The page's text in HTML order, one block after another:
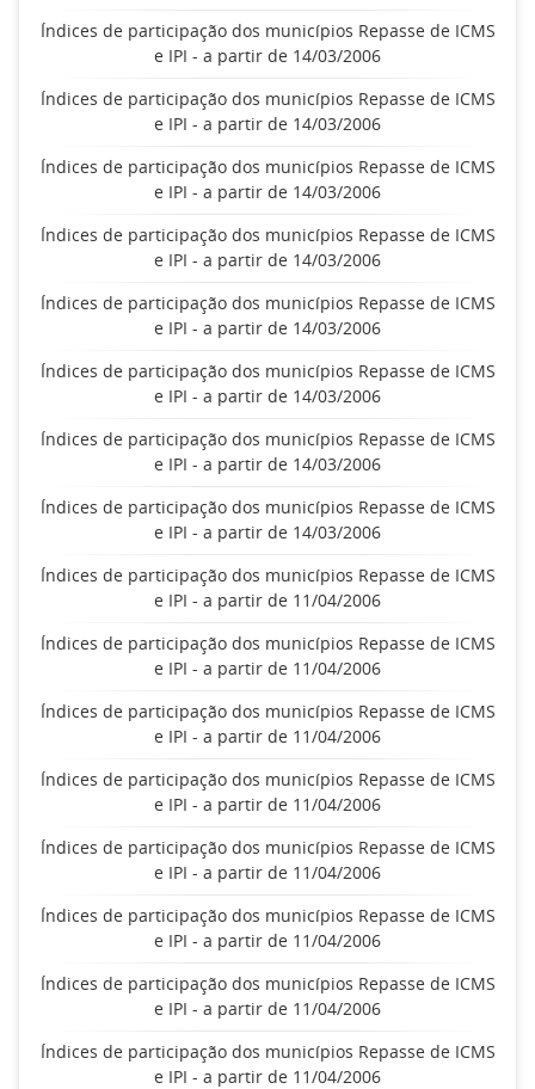
Índices de participação dos municípios Repasse de ICMS
e IPI - a partir de 14/03/2006
Índices de participação dos municípios Repasse de ICMS
e IPI - a partir de 14/03/2006
Índices de participação dos municípios Repasse de ICMS
e IPI - a partir de 14/03/2006
Índices de participação dos municípios Repasse de ICMS
e IPI - a partir de 14/03/2006
Índices de participação dos municípios Repasse de ICMS
e IPI - a partir de 14/03/2006
Índices de participação dos municípios Repasse de ICMS
e IPI - a partir de 14/03/2006
Índices de participação dos municípios Repasse de ICMS
e IPI - a partir de 14/03/2006
Índices de participação dos municípios Repasse de ICMS
e IPI - a partir de 14/03/2006
Índices de participação dos municípios Repasse de ICMS
e IPI - a partir de 11/04/2006
Índices de participação dos municípios Repasse de ICMS
e IPI - a partir de 11/04/2006
Índices de participação dos municípios Repasse de ICMS
e IPI - a partir de 11/04/2006
Índices de participação dos municípios Repasse de ICMS
e IPI - a partir de 11/04/2006
Índices de participação dos municípios Repasse de ICMS
e IPI - a partir de 11/04/2006
Índices de participação dos municípios Repasse de ICMS
e IPI - a partir de 11/04/2006
Índices de participação dos municípios Repasse de ICMS
e IPI - a partir de 11/04/2006
Índices de participação dos municípios Repasse de ICMS
e IPI - a partir de 11/04/2006